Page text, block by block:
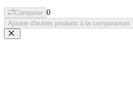
Comparer 0
Ajouter d'autres produits à la comparaison